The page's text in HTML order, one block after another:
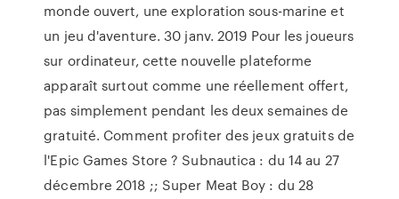
monde ouvert, une exploration sous-marine et
un jeu d'aventure. 30 janv. 2019 Pour les joueurs
sur ordinateur, cette nouvelle plateforme
apparaît surtout comme une réellement offert,
pas simplement pendant les deux semaines de
gratuité. Comment profiter des jeux gratuits de
l'Epic Games Store ? Subnautica : du 14 au 27
décembre 2018 ;; Super Meat Boy : du 28